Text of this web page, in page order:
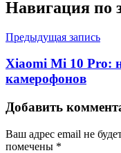
Навигация по
Предыдущая запись
Xiaomi Mi 10 Pro:
камерофонов
Добавить
Ваш адрес email не
помечены *